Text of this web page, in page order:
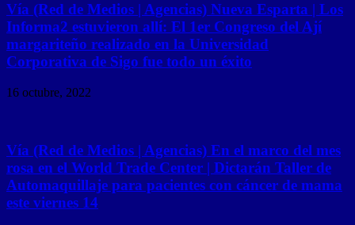
Vía (Red de Medios | Agencias) Nueva Esparta | Los
Informa2 estuvieron allí: El 1er Congreso del Ají
margariteño realizado en la Universidad
Corporativa de Sigo fue todo un éxito
16 octubre, 2022
Vía (Red de Medios | Agencias) En el marco del mes
rosa en el World Trade Center | Dictarán Taller de
Automaquillaje para pacientes con cáncer de mama
este viernes 14